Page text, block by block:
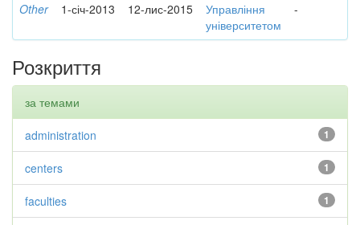
Other 1-січ-2013 12-лис-2015
Управління
університетом
-
Розкриття
за темами
1
administration
1
centers
1
faculties